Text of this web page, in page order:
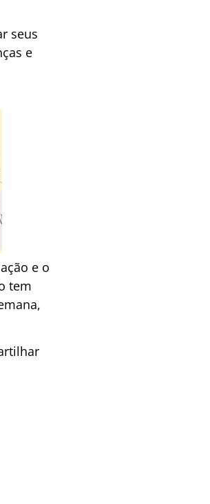
seus
e
e o
tem